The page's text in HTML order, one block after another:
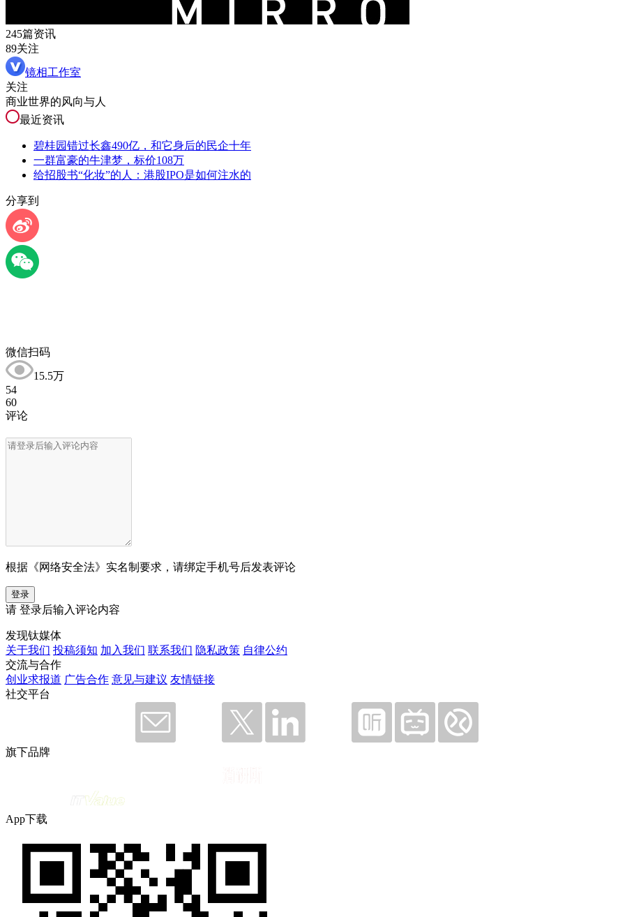
245篇资讯
89关注
镜相工作室
关注
商业世界的风向与人
最近资讯
碧桂园错过长鑫490亿，和它身后的民企十年
一群富豪的牛津梦，标价108万
给招股书“化妆”的人：港股IPO是如何注水的
分享到
微信扫码
15.5万
54
60
评论
根据《网络安全法》实名制要求，请绑定手机号后发表评论
登录
请 登录后输入评论内容
发现钛媒体
关于我们 投稿须知 加入我们 联系我们 隐私政策 自律公约
交流与合作
创业求报道 广告合作 意见与建议 友情链接
社交平台
旗下品牌
App下载